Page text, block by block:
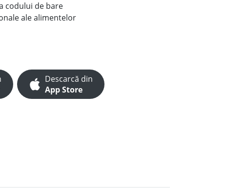
codului de bare
ale alimentelor
Descarcă din
App Store